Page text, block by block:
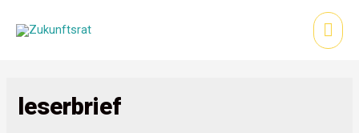
Inhalt
springen
leserbrief